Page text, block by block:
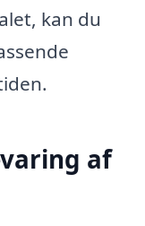
kan du
af